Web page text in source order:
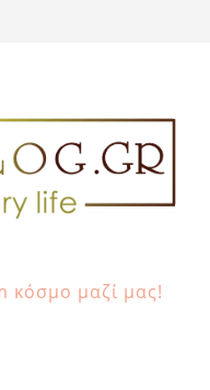
κόσμο μαζί μας!